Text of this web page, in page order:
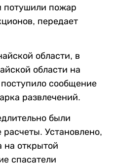
потушили пожар
передает
области, в
области на
сообщение
развлечений.
были
Установлено,
на открытой
спасатели